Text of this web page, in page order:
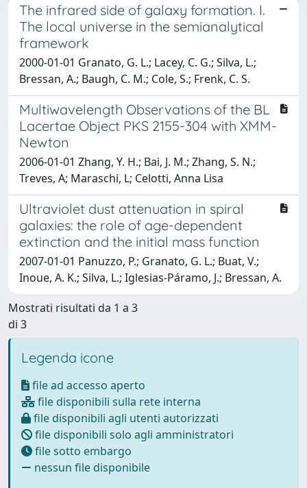
The infrared side of galaxy formation. I.
The local universe in the semianalytical
framework
2000-01-01 Granato, G. L.; Lacey, C. G.; Silva, L.;
Bressan, A.; Baugh, C. M.; Cole, S.; Frenk, C. S.
Multiwavelength Observations of the BL
Lacertae Object PKS 2155-304 with XMM-
Newton
2006-01-01 Zhang, Y. H.; Bai, J. M.; Zhang, S. N.;
Treves, A; Maraschi, L; Celotti, Anna Lisa
Ultraviolet dust attenuation in spiral
galaxies: the role of age-dependent
extinction and the initial mass function
2007-01-01 Panuzzo, P.; Granato, G. L.; Buat, V.;
Inoue, A. K.; Silva, L.; Iglesias-Páramo, J.; Bressan, A.
Mostrati risultati da 1 a 3
di 3
Legenda icone
file ad accesso aperto
file disponibili sulla rete interna
file disponibili agli utenti autorizzati
file disponibili solo agli amministratori
file sotto embargo
nessun file disponibile